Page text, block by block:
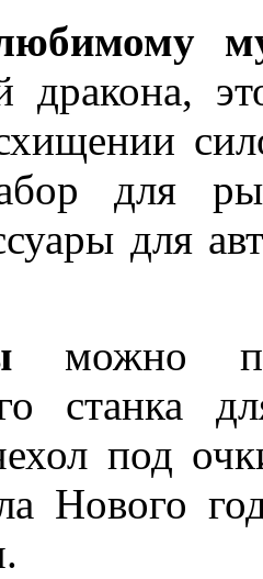
дракона,
для
для
можно
станка
под
Нового